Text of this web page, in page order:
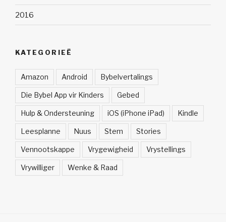
2016
KATEGORIEË
Amazon Android Bybelvertalings
Die Bybel App vir Kinders Gebed
Hulp & Ondersteuning iOS (iPhone iPad) Kindle
Leesplanne Nuus Stem Stories
Vennootskappe Vrygewigheid Vrystellings
Vrywilliger Wenke & Raad